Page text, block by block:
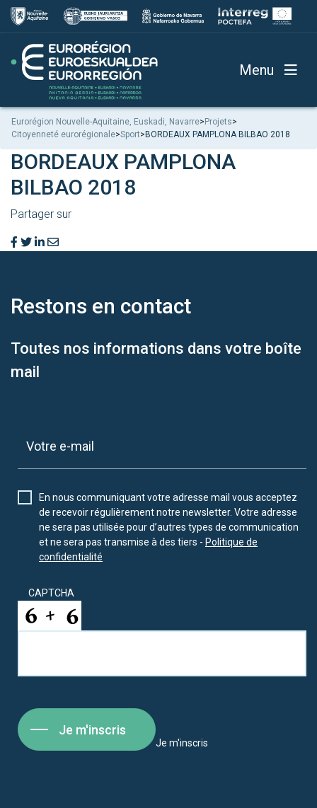
Menu
Eurorégion Nouvelle-Aquitaine, Euskadi, Navarre> Projets>
Citoyenneté eurorégionale>Sport> BORDEAUX PAMPLONA BILBAO 2018
BORDEAUX PAMPLONA
BILBAO 2018
Partager sur
Restons en contact
Toutes nos informations dans votre boîte
mail
En nous communiquant votre adresse mail vous acceptez
de recevoir régulièrement notre newsletter. Votre adresse
ne sera pas utilisée pour d’autres types de communication
et ne sera pas transmise à des tiers - Politique de
confidentialité
CAPTCHA
Je m'inscris
Je m'inscris